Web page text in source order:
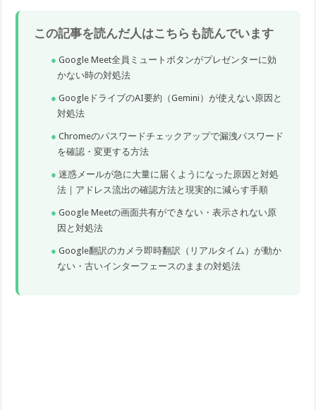
この記事を読んだ人はこちらも読んでいます
Google Meet全員ミュートボタンがプレゼンターに効
かない時の対処法
GoogleドライブのAI要約（Gemini）が使えない原因と
対処法
Chromeのパスワードチェックアップで漏洩パスワード
を確認・変更する方法
迷惑メールが急に大量に届くようになった原因と対処
法｜アドレス流出の確認方法と現実的に減らす手順
Google Meetの画面共有ができない・表示されない原
因と対処法
Google翻訳のカメラ即時翻訳（リアルタイム）が動か
ない・古いインターフェースのままの対処法